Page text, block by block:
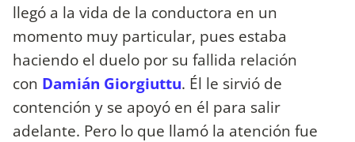
llegó a la vida de la conductora en un
momento muy particular, pues estaba
haciendo el duelo por su fallida relación
con Damián Giorgiuttu. Él le sirvió de
contención y se apoyó en él para salir
adelante. Pero lo que llamó la atención fue